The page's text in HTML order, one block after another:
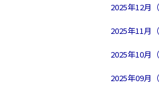
2025年12月（
2025年11月（
2025年10月（
2025年09月（